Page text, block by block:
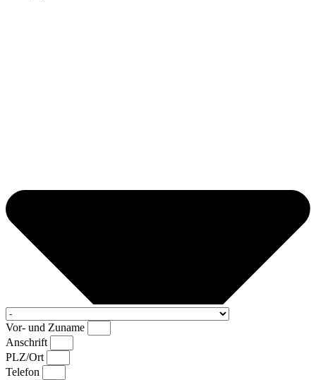
Vor- und Zuname
Anschrift
PLZ/Ort
Telefon